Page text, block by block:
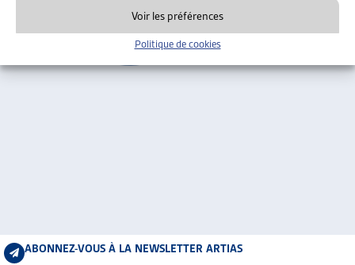
Voir les préférences
Politique de cookies
ABONNEZ-VOUS À LA NEWSLETTER ARTIAS